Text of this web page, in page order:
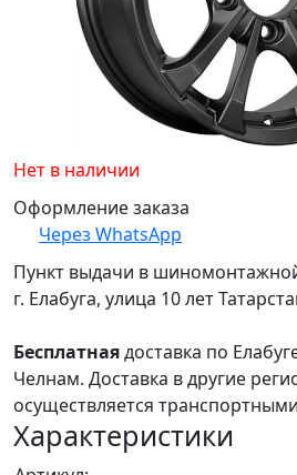
Нет в наличии
Оформление заказа
Через WhatsApp
Пункт выдачи в
г. Елабуга, улица 10 лет
Бесплатнаядоставка по
Челнам. Доставка в другие
осуществляется
Характеристики